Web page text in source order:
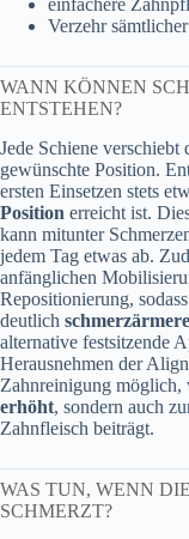
einfachere
Verzehr
WANN KÖNNEN
ENTSTEHEN?
Jede Schiene
gewünschte Position.
ersten Einsetzen stets
Position erreicht ist.
kann mitunter
jedem Tag etwas ab.
anfänglichen
Repositionierung,
deutlich
alternative festsitzende
Herausnehmen der
Zahnreinigung möglich,
erhöht, sondern auch
Zahnfleisch beiträgt.
WAS TUN, WENN
SCHMERZT?